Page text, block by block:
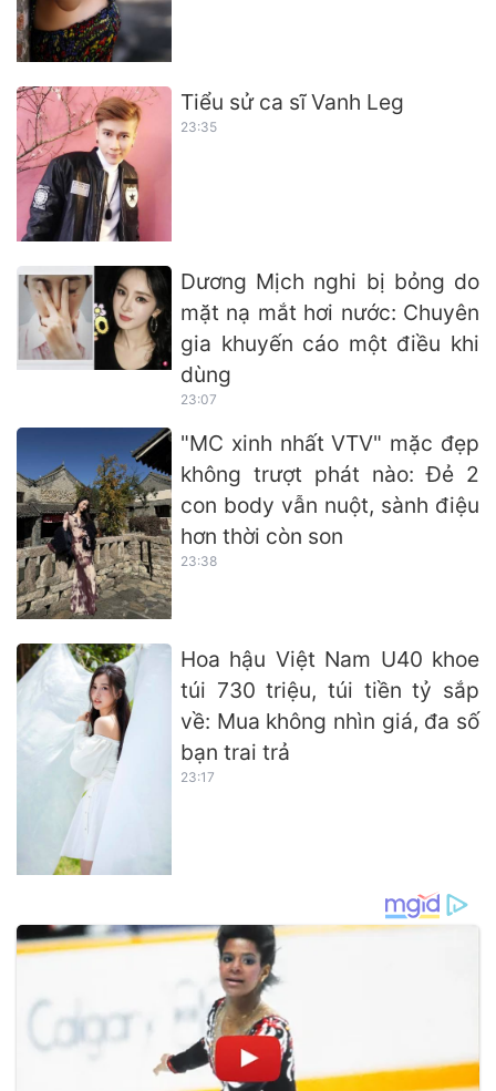
Tiểu sử ca sĩ Vanh Leg
23:35
Dương Mịch nghi bị bỏng do
mặt nạ mắt hơi nước: Chuyên
gia khuyến cáo một điều khi
dùng
23:07
"MC xinh nhất VTV" mặc đẹp
không trượt phát nào: Đẻ 2
con body vẫn nuột, sành điệu
hơn thời còn son
23:38
Hoa hậu Việt Nam U40 khoe
túi 730 triệu, túi tiền tỷ sắp
về: Mua không nhìn giá, đa số
bạn trai trả
23:17